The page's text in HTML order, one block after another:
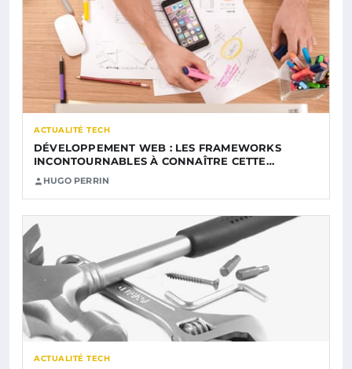
ACTUALITÉ TECH
DÉVELOPPEMENT WEB : LES FRAMEWORKS
INCONTOURNABLES À CONNAÎTRE CETTE…
HUGO PERRIN
ACTUALITÉ TECH